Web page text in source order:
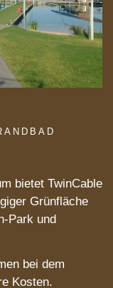
bietet TwinCable
Grünfläche
Park und
bei dem
Kosten.